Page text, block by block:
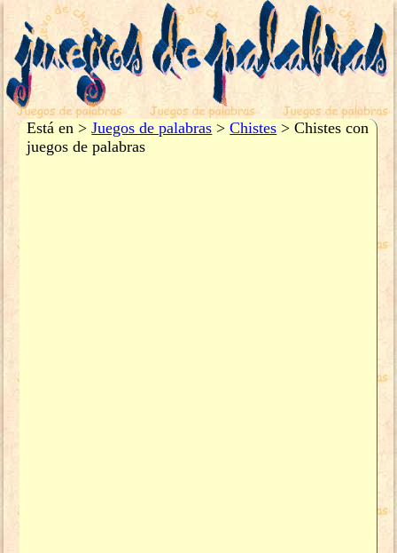
Está en >Juegos de palabras >Chistes > Chistes con
juegos de palabras